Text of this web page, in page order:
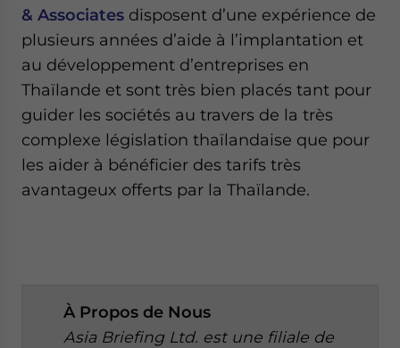
& Associates disposent d’une expérience de
plusieurs années d’aide à l’implantation et
au développement d’entreprises en
Thaïlande et sont très bien placés tant pour
guider les sociétés au travers de la très
complexe législation thaïlandaise que pour
les aider à bénéficier des tarifs très
avantageux offerts par la Thaïlande.
À Propos de Nous
Asia Briefing Ltd. est une filiale de